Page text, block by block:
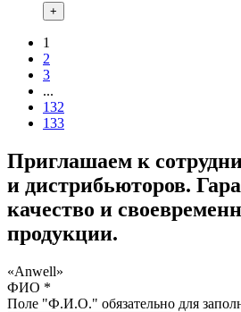
+
1
2
3
...
132
133
Приглашаем к
и дистрибьюторов.
качество и
продукции.
«Anwell»
ФИО *
Поле "Ф.И.О." обязательно для